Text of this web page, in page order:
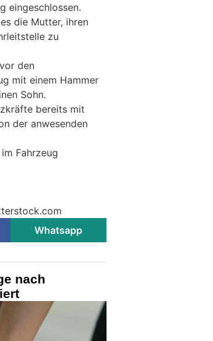
eingeschlossen.
die Mutter, ihren
zu
den
mit einem Hammer
Sohn.
bereits mit
der anwesenden
Fahrzeug
Whatsapp
nach